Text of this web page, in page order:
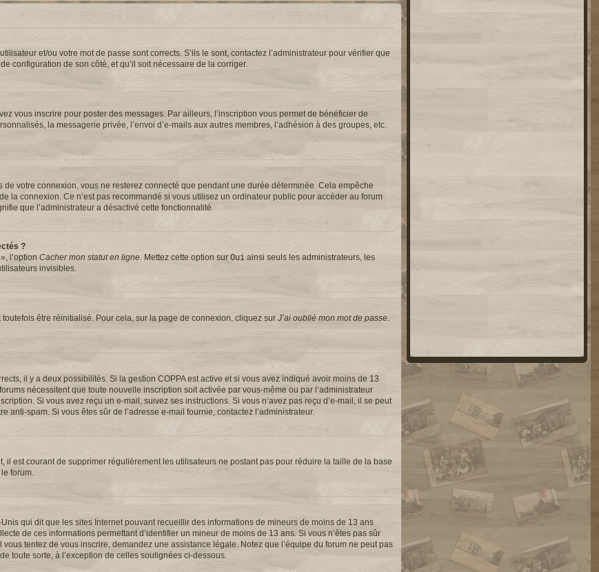
et/ou votre mot de passe sont corrects. S’ils le sont, contactez l’administrateur pour vérifier que
configuration de son côté, et qu’il soit nécessaire de la corriger.
vous inscrire pour poster des messages. Par ailleurs, l’inscription vous permet de bénéficier de
la messagerie privée, l’envoi d’e-mails aux autres membres, l’adhésion à des groupes, etc.
de votre connexion, vous ne resterez connecté que pendant une durée déterminée. Cela empêche
la connexion. Ce n’est pas recommandé si vous utilisez un ordinateur public pour accéder au forum
que l’administrateur a désactivé cette fonctionnalité.
?
l’option Cacher mon statut en ligne . Mettez cette option sur Oui ainsi seuls les administrateurs, les
invisibles.
être réinitialisé. Pour cela, sur la page de connexion, cliquez sur J’ai oublié mon mot de passe
il y a deux possibilités. Si la gestion COPPA est active et si vous avez indiqué avoir moins de 13
nécessitent que toute nouvelle inscription soit activée par vous-même ou par l’administrateur
Si vous avez reçu un e-mail, suivez ses instructions. Si vous n’avez pas reçu d’e-mail, il se peut
spam. Si vous êtes sûr de l’adresse e-mail fournie, contactez l’administrateur.
il est courant de supprimer régulièrement les utilisateurs ne postant pas pour réduire la taille de la base
forum.
qui dit que les sites Internet pouvant recueillir des informations de mineurs de moins de 13 ans
de ces informations permettant d’identifier un mineur de moins de 13 ans. Si vous n’êtes pas sûr
tentez de vous inscrire, demandez une assistance légale. Notez que l’équipe du forum ne peut pas
toute sorte, à l’exception de celles soulignées ci-dessous.